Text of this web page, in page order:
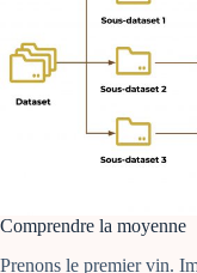
Comprendre la moyenne
Prenons le premier vin.